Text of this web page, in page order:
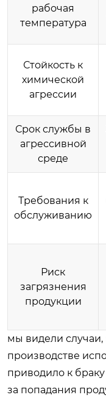
рабочая
температура
Стойкость к
химической
агрессии
Срок службы в
агрессивной
среде
Требования к
обслуживанию
Риск
загрязнения
продукции
мы видели
производстве
приводило к
за попадания